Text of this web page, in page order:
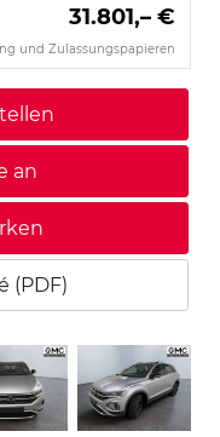
31.801,– €
und Zulassungspapieren
an
(PDF)